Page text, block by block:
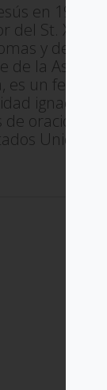
en 1964 y
St.
y del
la
un fecundo
ignaciana,
oración en
Unidos).